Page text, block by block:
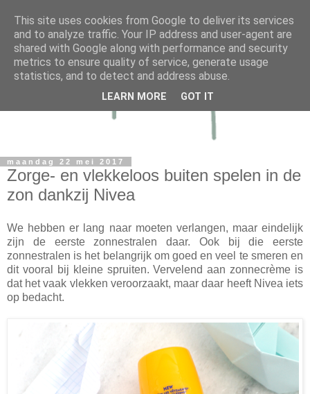
maandag 22 mei 2017
Zorge- en vlekkeloos buiten spelen in de
zon dankzij Nivea
We hebben er lang naar moeten verlangen, maar eindelijk
zijn de eerste zonnestralen daar. Ook bij die eerste
zonnestralen is het belangrijk om goed en veel te smeren en
dit vooral bij kleine spruiten. Vervelend aan zonnecrème is
dat het vaak vlekken veroorzaakt, maar daar heeft Nivea iets
op bedacht.
This site uses cookies from Google to deliver its services
and to analyze traffic. Your IP address and user-agent are
shared with Google along with performance and security
metrics to ensure quality of service, generate usage
statistics, and to detect and address abuse.
LEARN MORE GOT IT